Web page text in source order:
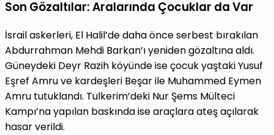
Son Gözaltılar: Aralarında Çocuklar da Var
İsrail askerleri, El Halil’de daha önce serbest bırakılan
Abdurrahman Mehdi Barkan’ı yeniden gözaltına aldı.
Güneydeki Deyr Razih köyünde ise çocuk yaştaki Yusuf
Eşref Amru ve kardeşleri Beşar ile Muhammed Eymen
Amru tutuklandı. Tulkerim’deki Nur Şems Mülteci
Kampı’na yapılan baskında ise araçlara ateş açılarak
hasar verildi.